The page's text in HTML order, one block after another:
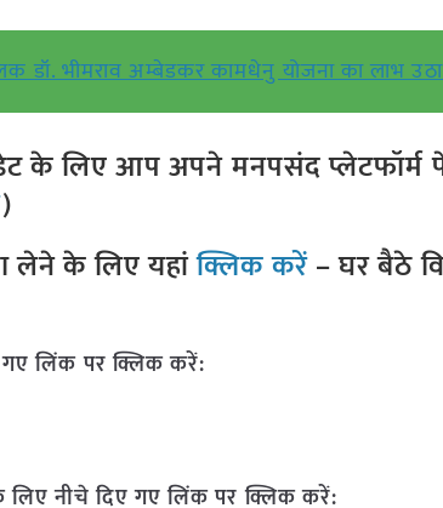
डॉ. भीमराव अम्बेडकर कामधेनु योजना का लाभ
के लिए आप अपने मनपसंद
)
लेने के लिए यहांक्लिक करें– घर बैठे
लिंक पर क्लिक करें:
नीचे दिए गए लिंक पर क्लिक करें: